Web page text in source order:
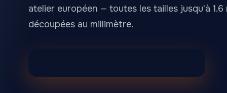
atelier européen — toutes les tailles jusqu'à 1.6
découpées au millimètre.